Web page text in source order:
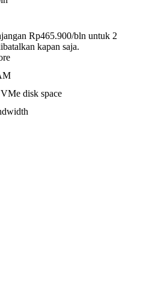
Rp465.900/bln untuk 2
kapan saja.
disk space